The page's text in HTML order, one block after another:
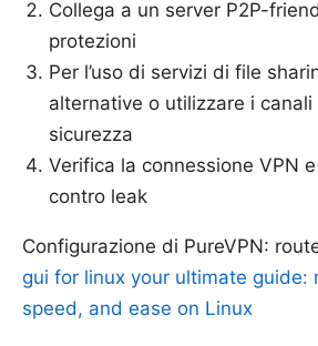
Collega a un server P2P-
protezioni
Per l’uso di servizi di file
alternative o utilizzare i
sicurezza
Verifica la connessione VPN
contro leak
Configurazione di PureVPN:
gui for linux your ultimate guide:
speed, and ease on Linux